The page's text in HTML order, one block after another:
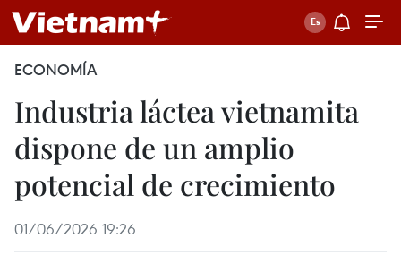
ECONOMÍA
Industria láctea vietnamita
dispone de un amplio
potencial de crecimiento
01/06/2026 19:26